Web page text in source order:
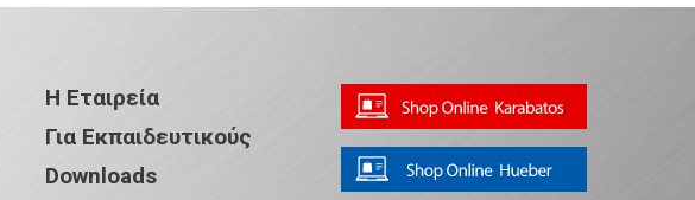
Η Εταιρεία
Για Εκπαιδευτικούς
Downloads